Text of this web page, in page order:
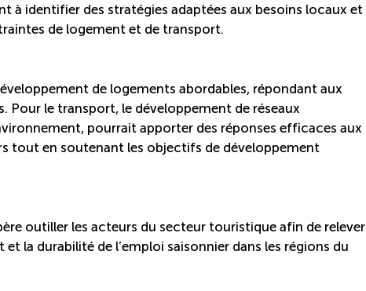
à identifier des stratégies adaptées aux besoins locaux et
de logement et de transport.
de logements abordables, répondant aux
Pour le transport, le développement de réseaux
pourrait apporter des réponses efficaces aux
tout en soutenant les objectifs de développement
outiller les acteurs du secteur touristique afin de relever
la durabilité de l’emploi saisonnier dans les régions du